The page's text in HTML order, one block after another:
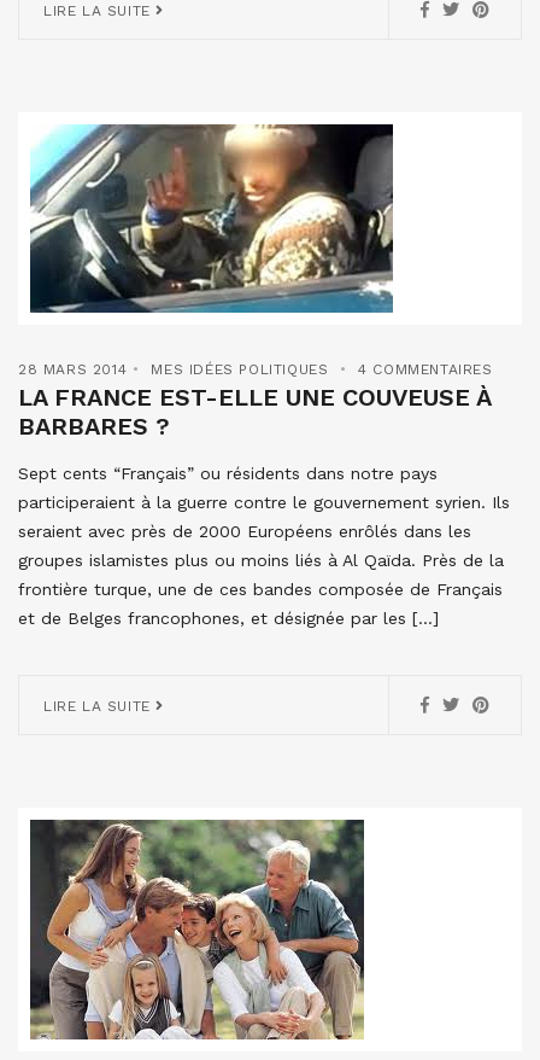
LIRE LA SUITE
28 MARS 2014 MES IDÉES POLITIQUES 4 COMMENTAIRES
LA FRANCE EST-ELLE UNE COUVEUSE À
BARBARES ?
Sept cents “Français” ou résidents dans notre pays
participeraient à la guerre contre le gouvernement syrien. Ils
seraient avec près de 2000 Européens enrôlés dans les
groupes islamistes plus ou moins liés à Al Qaïda. Près de la
frontière turque, une de ces bandes composée de Français
et de Belges francophones, et désignée par les […]
LIRE LA SUITE